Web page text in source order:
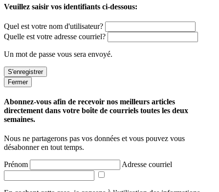
Veuillez saisir vos identifiants ci-dessous:
Quel est votre nom d'utilisateur?
Quelle est votre adresse courriel?
Un mot de passe vous sera envoyé.
Fermer
Abonnez-vous afin de recevoir nos meilleurs articles
directement dans votre boîte de courriels toutes les deux
semaines.
Nous ne partagerons pas vos données et vous pouvez vous
désabonner en tout temps.
Prénom Adresse courriel